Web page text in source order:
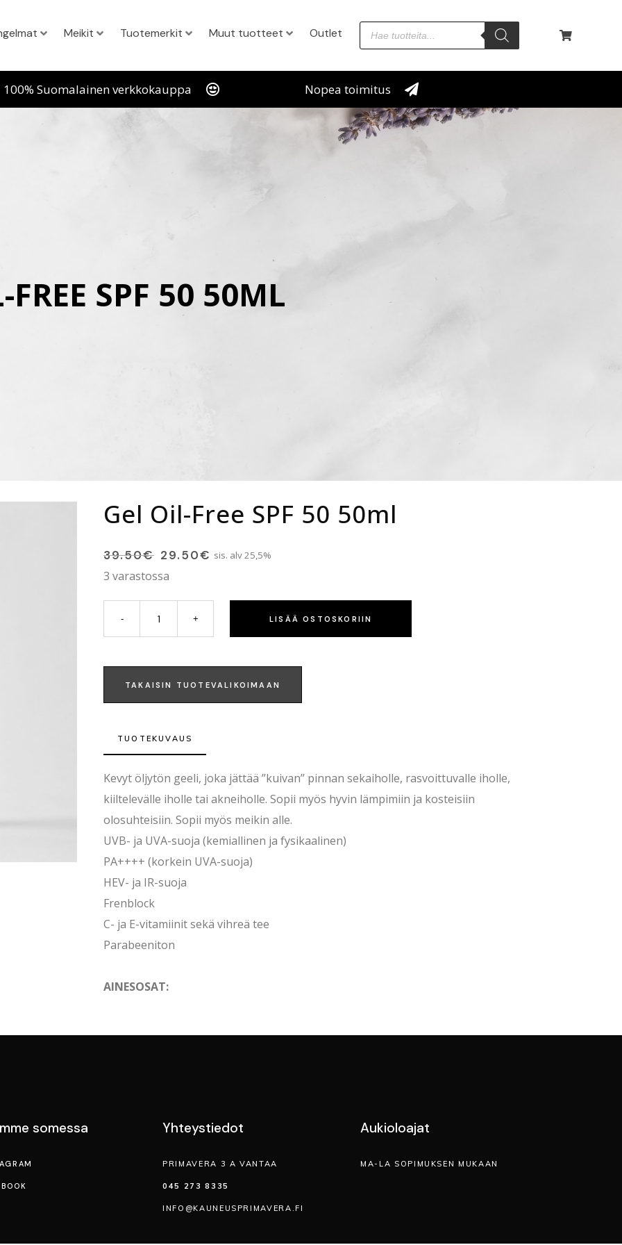
Meikit Tuotemerkit Muut tuotteet Outlet
100% Suomalainen verkkokauppa Nopea toimitus
FREE SPF 50 50ML
Gel Oil-Free SPF 50 50ml
39.50€ 29.50€ sis. alv 25,5%
3 varastossa
LISÄÄ OSTOSKORIIN
TAKAISIN TUOTEVALIKOIMAAN
TUOTEKUVAUS
Kevyt öljytön geeli, joka jättää ”kuivan” pinnan sekaiholle, rasvoittuvalle iholle,
kiiltelevälle iholle tai akneiholle. Sopii myös hyvin lämpimiin ja kosteisiin
olosuhteisiin. Sopii myös meikin alle.
UVB- ja UVA-suoja (kemiallinen ja fysikaalinen)
PA++++ (korkein UVA-suoja)
HEV- ja IR-suoja
Frenblock
C- ja E-vitamiinit sekä vihreä tee
Parabeeniton
AINESOSAT:
somessa Yhteystiedot
PRIMAVERA 3 A VANTAA
045 273 8335
INFO@KAUNEUSPRIMAVERA.FI
Aukioloajat
MA-LA SOPIMUKSEN MUKAAN